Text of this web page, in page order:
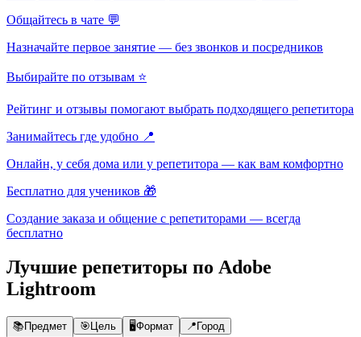
Общайтесь в чате 💬
Назначайте первое занятие — без звонков и посредников
Выбирайте по отзывам ⭐
Рейтинг и отзывы помогают выбрать подходящего репетитора
Занимайтесь где удобно 📍
Онлайн, у себя дома или у репетитора — как вам комфортно
Бесплатно для учеников 🎁
Создание заказа и общение с репетиторами — всегда
бесплатно
Лучшие репетиторы по Adobe
Lightroom
📚Предмет 🎯Цель 🖥️Формат 📍Город